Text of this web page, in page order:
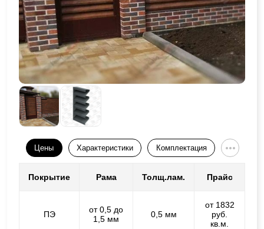
Цены Характеристики Комплектация
Покрытие Рама Толщ.лам. Прайс
ПЭ
от 0,5 до
1,5 мм
0,5 мм
от 1832
руб.
кв.м.